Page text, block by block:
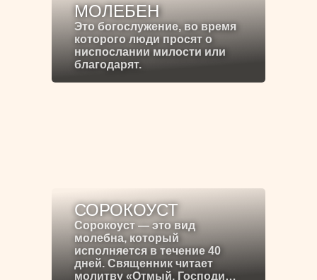
МОЛЕБЕН
Это богослужение, во время
которого люди просят о
ниспослании милости или
благодарят.
СОРОКОУСТ
Сорокоуст — это вид
молебна, который
исполняется в течение 40
дней. Священник читает
молитву «Отмый, Господи…